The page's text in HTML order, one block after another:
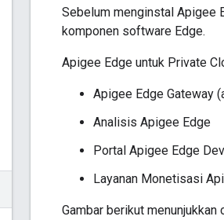
Sebelum menginstal Apigee
komponen software Edge.
Apigee Edge untuk Private
Apigee Edge Gateway
Analisis Apigee Edge
Portal Apigee Edge
Layanan Monetisasi
Gambar berikut